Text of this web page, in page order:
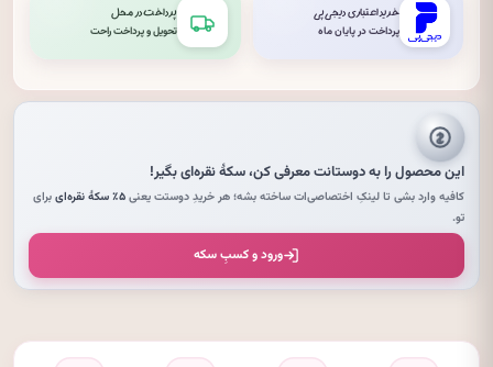
خرید اعتباری دیجی‌پی
پرداخت در پایان ماه
پرداخت در محل
تحویل و پرداخت راحت
این محصول را به دوستانت معرفی کن،سکهٔ نقره‌ایبگیر!
کافیه وارد بشی تا لینکِ اختصاصی‌ات ساخته بشه؛ هر خریدِ دوستت یعنی۵٪ سکهٔ نقره‌ای
برای
تو.
ورود و کسبِ سکه